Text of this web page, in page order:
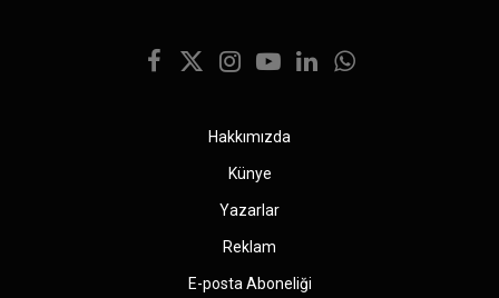
Facebook
X
Instagram
YouTubeLinkedInWhatsApp
Hakkımızda
Künye
Yazarlar
Reklam
E-posta Aboneliği